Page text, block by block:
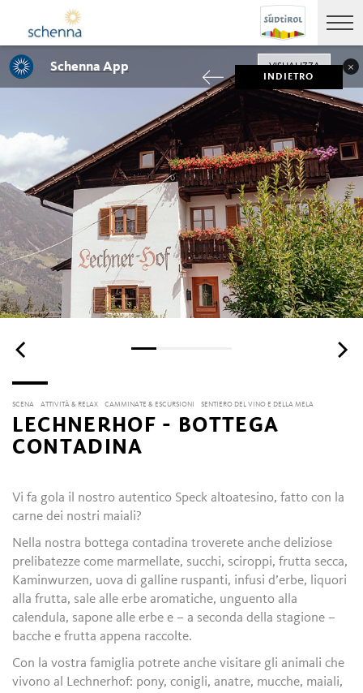
INDIETRO
SCENA ATTIVITÀ & RELAX CAMMINATE & ESCURSIONI SENTIERO DEL VINO E DELLA MELA
LECHNERHOF - BOTTEGA
CONTADINA
Vi fa gola il nostro autentico Speck altoatesino, fatto con la
carne dei nostri maiali?
Nella nostra bottega contadina troverete anche deliziose
prelibatezze come marmellate, succhi, sciroppi, frutta secca,
Kaminwurzen, uova di galline ruspanti, infusi d’erbe, liquori
alla frutta, sale alle erbe aromatiche, unguento alla
calendula, sapone alle erbe e – a seconda della stagione –
bacche e frutta appena raccolte.
Con la vostra famiglia potrete anche visitare gli animali che
vivono al Lechnerhof: pony, conigli, anatre, mucche, maiali,
Schenna App VISUALIZZA